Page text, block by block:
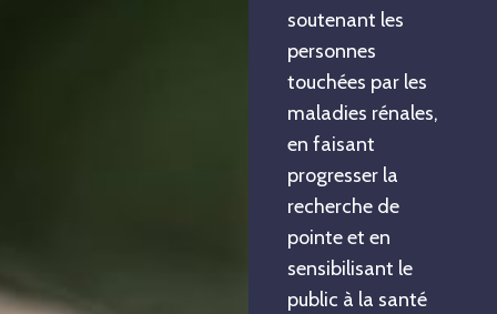
soutenant les
personnes
touchées par les
maladies rénales,
en faisant
progresser la
recherche de
pointe et en
sensibilisant le
public à la santé